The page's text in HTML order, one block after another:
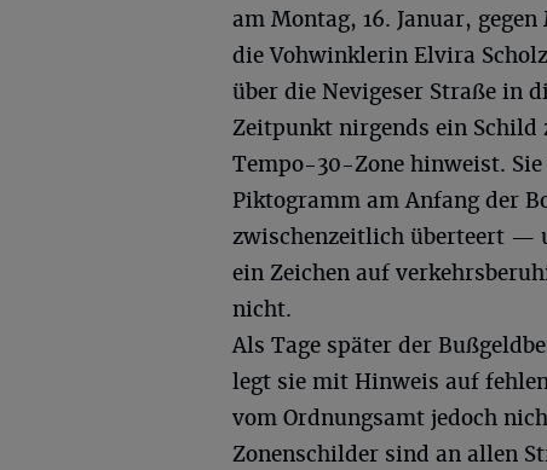
am Montag, 16. Januar,
die Vohwinklerin Elvira
über die Nevigeser Straße in
Zeitpunkt nirgends ein Schild
Tempo-30-Zone hinweist.
Piktogramm am Anfang der
zwischenzeitlich überteert —
ein Zeichen auf
nicht.
Als Tage später der
legt sie mit Hinweis auf
vom Ordnungsamt jedoch
Zonenschilder sind an allen